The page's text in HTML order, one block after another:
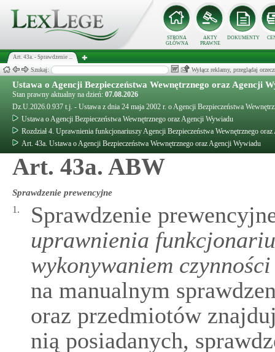
STRONA
GŁÓWNA
AKTY
PRAWNE
DOKUMENTY
Art. 43a. - Sprawdzenie ...
Szukaj: Wyłącz reklamy, przeglądaj
Ustawa o Agencji Bezpieczeństwa Wewnętrznego oraz Agencji
Stan prawny aktualny na dzień: 07.08.2026
Dz.U.2026.0.937 t.j. - Ustawa z dnia 24 maja 2002 r. o Agencji Bezpieczeństwa
Ustawa o Agencji Bezpieczeństwa Wewnętrznego oraz Agencji Wywiadu
Rozdział 4. Uprawnienia funkcjonariuszy Agencji Bezpieczeństwa Wewnętrznego
Art. 43a. Ustawa o Agencji Bezpieczeństwa Wewnętrznego oraz Agencji Wywiadu
Art. 43a. ABW
Sprawdzenie prewencyjne
1.
Sprawdzenie
uprawnienia
wykonywaniem czynności
na manualnym
oraz przedmiotów
nią posiadanych,